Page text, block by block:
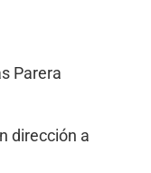
Parera
dirección a